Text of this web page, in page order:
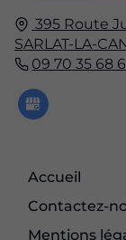
395 Route
SARLAT-LA-
09 70 35 68
Accueil
Contactez-
Mentions